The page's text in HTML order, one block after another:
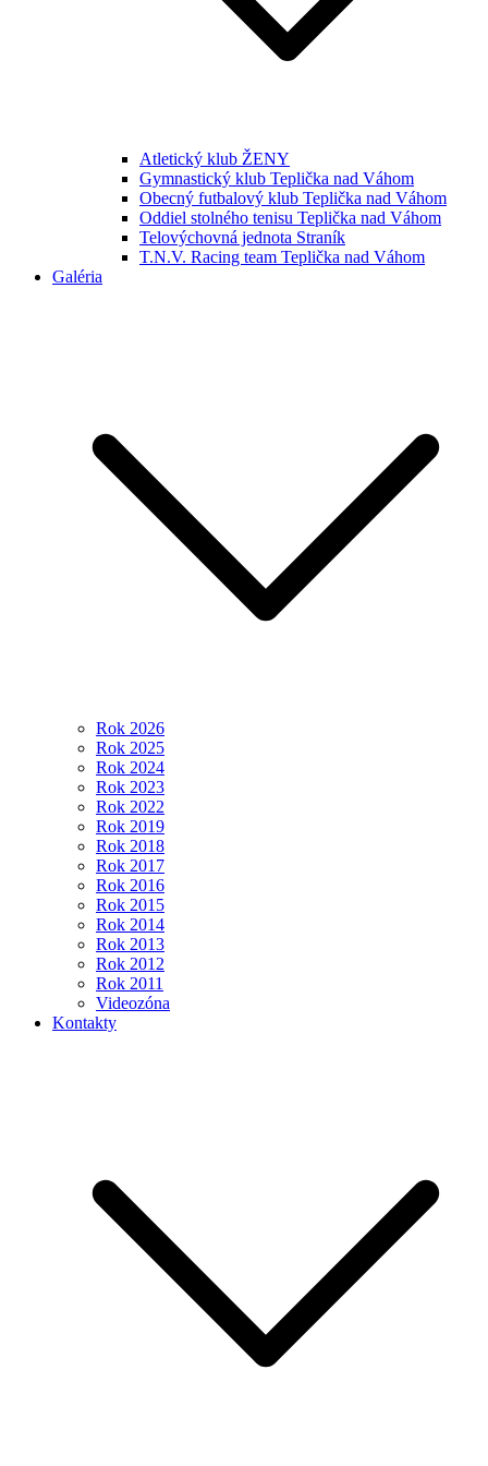
Atletický klub ŽENY
Gymnastický klub Teplička nad Váhom
Obecný futbalový klub Teplička nad Váhom
Oddiel stolného tenisu Teplička nad Váhom
Telovýchovná jednota Straník
T.N.V. Racing team Teplička nad Váhom
Galéria
Rok 2026
Rok 2025
Rok 2024
Rok 2023
Rok 2022
Rok 2019
Rok 2018
Rok 2017
Rok 2016
Rok 2015
Rok 2014
Rok 2013
Rok 2012
Rok 2011
Videozóna
Kontakty